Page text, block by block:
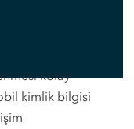
elektronik
kolay
kimlik bilgisi